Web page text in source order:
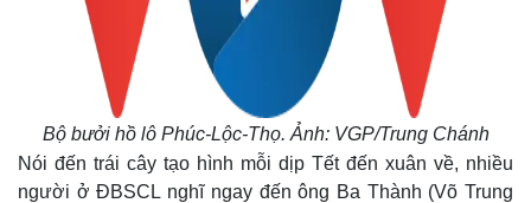
Bộ bưởi hồ lô Phúc-Lộc-Thọ. Ảnh: VGP/Trung Chánh
Nói đến trái cây tạo hình mỗi dịp Tết đến xuân về, nhiều
người ở ĐBSCL nghĩ ngay đến ông Ba Thành (Võ Trung